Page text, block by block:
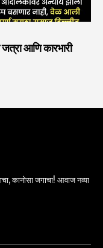
आणि कारभारी
कानोसा जगाचा! आवाज नव्या